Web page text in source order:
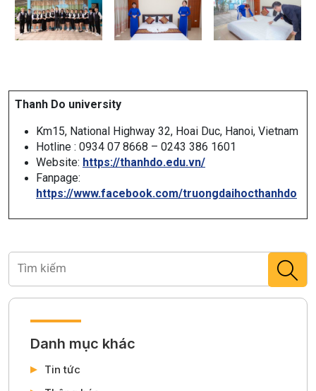
Thanh Do university
Km15, National Highway 32, Hoai Duc, Hanoi, Vietnam
Hotline : 0934 07 8668 – 0243 386 1601
Website: https://thanhdo.edu.vn/
Fanpage:
https://www.facebook.com/truongdaihocthanhdo
Danh mục khác
Tin tức